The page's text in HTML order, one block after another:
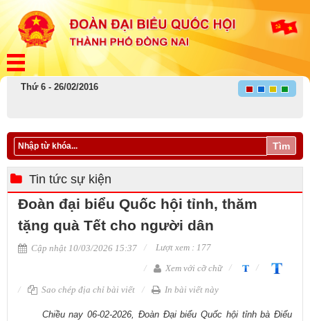
Thứ 6 - 26/02/2016
Tìm
Tin tức sự kiện
Đoàn đại biểu Quốc hội tỉnh, thăm
tặng quà Tết cho người dân
Cập nhật 10/03/2026 15:37
Lượt xem : 177
Xem với cỡ chữ
Sao chép địa chỉ bài viết In bài viết này
Chiều nay 06-02-2026, Đoàn Đại biểu Quốc hội tỉnh bà Điểu